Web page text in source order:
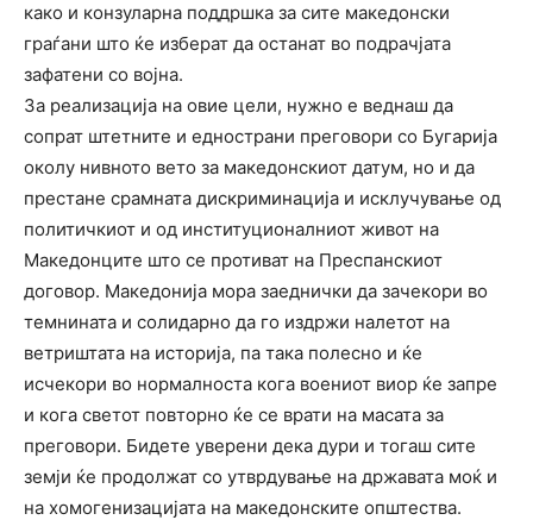
како и конзуларна поддршка за сите македонски
граѓани што ќе изберат да останат во подрачјата
зафатени со војна.
За реализација на овие цели, нужно е веднаш да
сопрат штетните и еднострани преговори со Бугарија
околу нивното вето за македонскиот датум, но и да
престане срамната дискриминација и исклучување од
политичкиот и од институционалниот живот на
Македонците што се противат на Преспанскиот
договор. Македонија мора заеднички да зачекори во
темнината и солидарно да го издржи налетот на
ветриштата на историја, па така полесно и ќе
исчекори во нормалноста кога воениот виор ќе запре
и кога светот повторно ќе се врати на масата за
преговори. Бидете уверени дека дури и тогаш сите
земји ќе продолжат со утврдување на државата моќ и
на хомогенизацијата на македонските општества.